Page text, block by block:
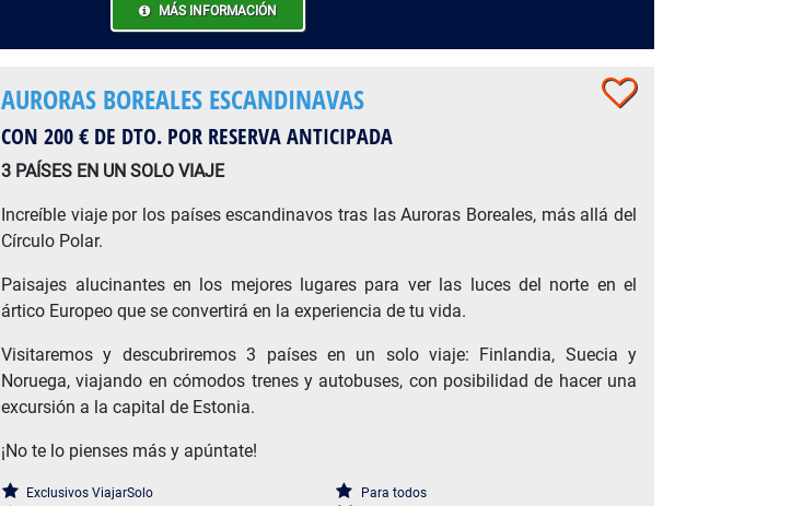
MÁS INFORMACIÓN
AURORAS BOREALES ESCANDINAVAS
CON 200 € DE DTO. POR RESERVA ANTICIPADA
3 PAÍSES EN UN SOLO VIAJE
Increíble viaje por los países escandinavos tras las Auroras Boreales, más allá del
Círculo Polar.
Paisajes alucinantes en los mejores lugares para ver las luces del norte en el
ártico Europeo que se convertirá en la experiencia de tu vida.
Visitaremos y descubriremos 3 países en un solo viaje: Finlandia, Suecia y
Noruega, viajando en cómodos trenes y autobuses, con posibilidad de hacer una
excursión a la capital de Estonia.
¡No te lo pienses más y apúntate!
Exclusivos ViajarSolo
Para todos